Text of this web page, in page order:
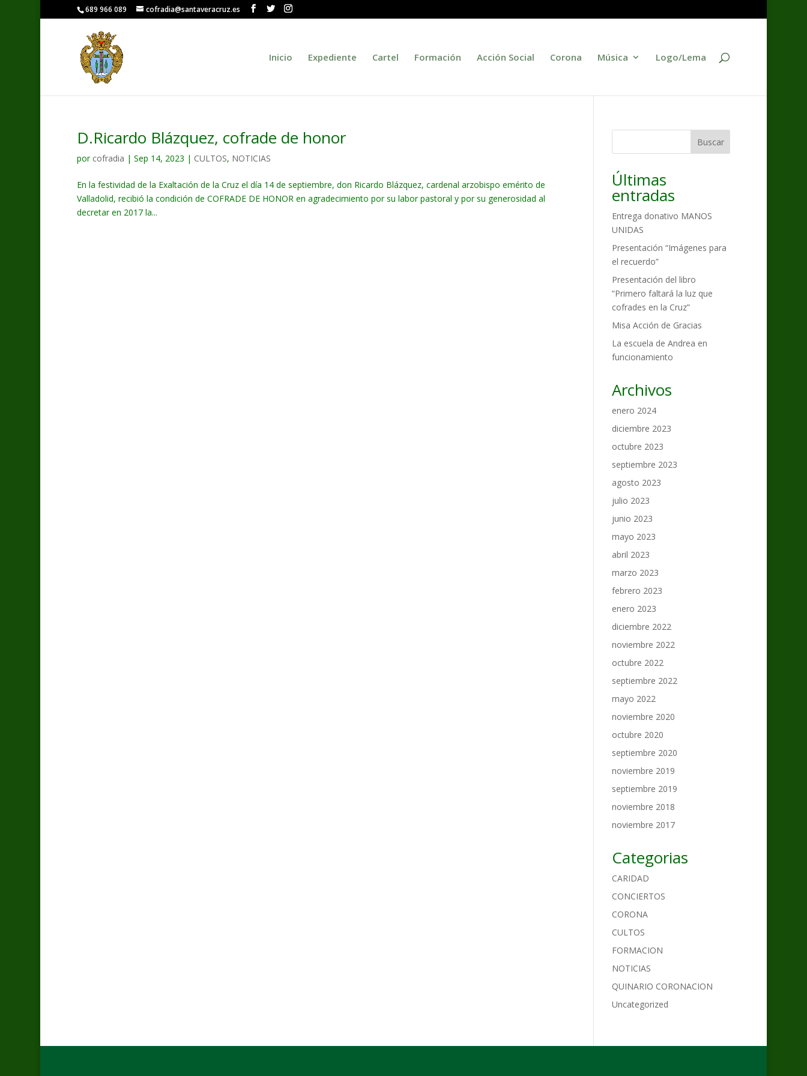
689 966 089 cofradia@santaveracruz.es
Inicio Expediente Cartel Formación Acción Social Corona Música Logo/Lema
D.Ricardo Blázquez, cofrade de honor
por cofradia | Sep 14, 2023 | CULTOS, NOTICIAS
En la festividad de la Exaltación de la Cruz el día 14 de septiembre, don Ricardo Blázquez, cardenal arzobispo emérito de
Valladolid, recibió la condición de COFRADE DE HONOR en agradecimiento por su labor pastoral y por su generosidad al
decretar en 2017 la...
Buscar
Últimas
entradas
Entrega donativo MANOS
UNIDAS
Presentación “Imágenes para
el recuerdo”
Presentación del libro
“Primero faltará la luz que
cofrades en la Cruz”
Misa Acción de Gracias
La escuela de Andrea en
funcionamiento
Archivos
enero 2024
diciembre 2023
octubre 2023
septiembre 2023
agosto 2023
julio 2023
junio 2023
mayo 2023
abril 2023
marzo 2023
febrero 2023
enero 2023
diciembre 2022
noviembre 2022
octubre 2022
septiembre 2022
mayo 2022
noviembre 2020
octubre 2020
septiembre 2020
noviembre 2019
septiembre 2019
noviembre 2018
noviembre 2017
Categorias
CARIDAD
CONCIERTOS
CORONA
CULTOS
FORMACION
NOTICIAS
QUINARIO CORONACION
Uncategorized